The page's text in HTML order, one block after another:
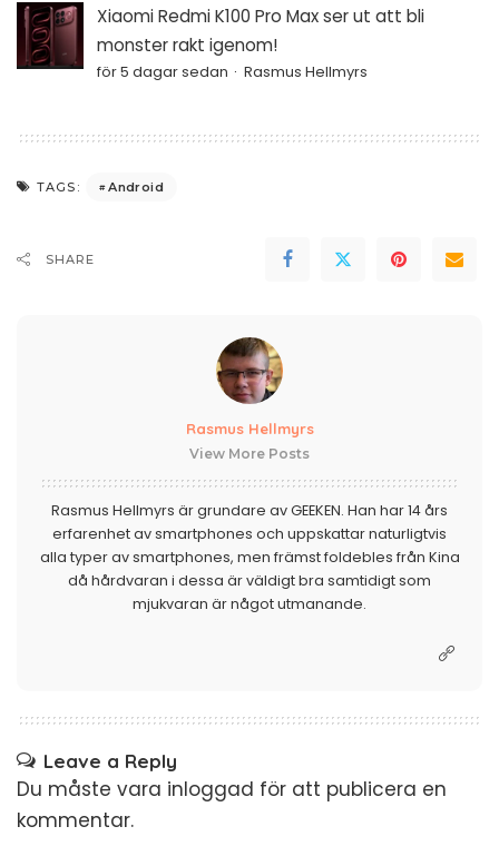
Xiaomi Redmi K100 Pro Max ser ut att bli
monster rakt igenom!
för 5 dagar sedan Rasmus Hellmyrs
TAGS: Android
SHARE
Rasmus Hellmyrs
View More Posts
Rasmus Hellmyrs är grundare av GEEKEN. Han har 14 års
erfarenhet av smartphones och uppskattar naturligtvis
alla typer av smartphones, men främst foldebles från Kina
då hårdvaran i dessa är väldigt bra samtidigt som
mjukvaran är något utmanande.
Leave a Reply
Du måste vara inloggad för att publicera en
kommentar.